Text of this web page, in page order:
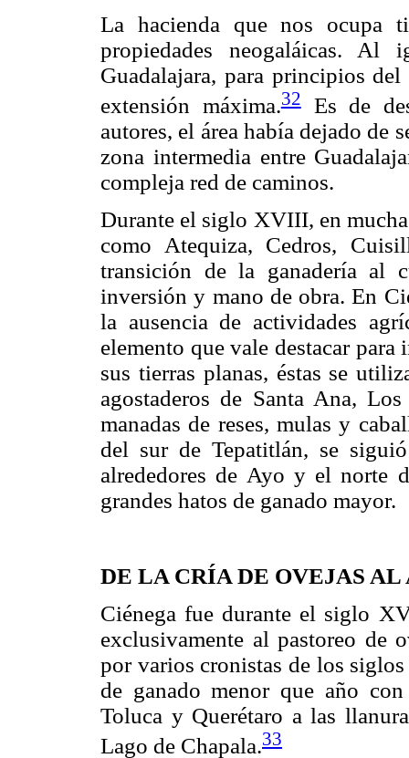
La hacienda que nos ocupa
propiedades neogaláicas. Al
Guadalajara, para principios
extensión máxima.32Es de
autores, el área había dejado de
zona intermedia entre
compleja red de caminos.
Durante el siglo XVIII, en
como Atequiza, Cedros,
transición de la ganadería al
inversión y mano de obra. En
la ausencia de actividades
elemento que vale destacar
sus tierras planas, éstas se
agostaderos de Santa Ana,
manadas de reses, mulas y
del sur de Tepatitlán, se
alrededores de Ayo y el norte
grandes hatos de ganado mayor.
DE LA CRÍA DE OVEJAS
Ciénega fue durante el siglo
exclusivamente al pastoreo de
por varios cronistas de los
de ganado menor que año
Toluca y Querétaro a las
Lago de Chapala.33